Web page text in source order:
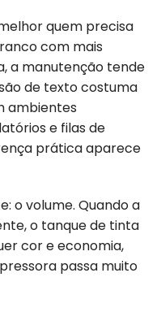
quem precisa
com mais
a manutenção tende
de texto costuma
ambientes
e filas de
prática aparece
o volume. Quando a
o tanque de tinta
cor e economia,
passa muito